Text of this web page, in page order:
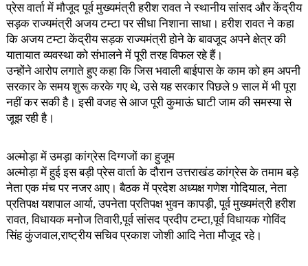
प्रेस वार्ता में मौजूद पूर्व मुख्यमंत्री हरीश रावत ने स्थानीय सांसद और केंद्रीय
सड़क राज्यमंत्री अजय टम्टा पर सीधा निशाना साधा। हरीश रावत ने कहा
कि अजय टम्टा केंद्रीय सड़क राज्यमंत्री होने के बावजूद अपने क्षेत्र की
यातायात व्यवस्था को संभालने में पूरी तरह विफल रहे हैं।
उन्होंने आरोप लगाते हुए कहा कि जिस भवाली बाईपास के काम को हम अपनी
सरकार के समय शुरू करके गए थे, उसे यह सरकार पिछले 9 साल में भी पूरा
नहीं कर सकी है। इसी वजह से आज पूरी कुमाऊं घाटी जाम की समस्या से
जूझ रही है।
अल्मोड़ा में उमड़ा कांग्रेस दिग्गजों का हुजूम
अल्मोड़ा में हुई इस बड़ी प्रेस वार्ता के दौरान उत्तराखंड कांग्रेस के तमाम बड़े
नेता एक मंच पर नजर आए। बैठक में प्रदेश अध्यक्ष गणेश गोदियाल, नेता
प्रतिपक्ष यशपाल आर्या, उपनेता प्रतिपक्ष भुवन कापड़ी, पूर्व मुख्यमंत्री हरीश
रावत, विधायक मनोज तिवारी,पूर्व सांसद प्रदीप टम्टा,पूर्व विधायक गोविंद
सिंह कुंजवाल,राष्ट्रीय सचिव प्रकाश जोशी आदि नेता मौजूद रहे।